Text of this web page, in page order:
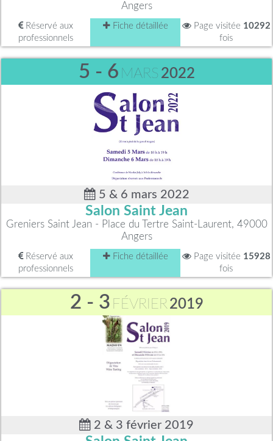
Angers
Réservé aux
professionnels
Fiche détaillée Page visitée 10292
fois
5 - 6 MARS 2022
5 & 6 mars 2022
Salon Saint Jean
Greniers Saint Jean - Place du Tertre Saint-Laurent, 49000
Angers
Réservé aux
professionnels
Fiche détaillée Page visitée 15928
fois
2 - 3 FÉVRIER2019
2 & 3 février 2019